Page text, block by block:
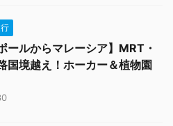
ールからマレーシア】MRT・
国境越え！ホーカー＆植物園